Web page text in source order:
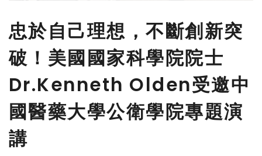
忠於自己理想，不斷創新突
破！美國國家科學院院士
Dr.Kenneth Olden受邀中
國醫藥大學公衛學院專題演
講